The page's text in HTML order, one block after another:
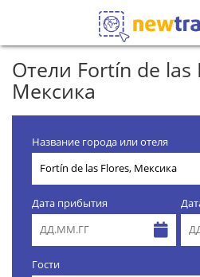
Отели Fortín de las
Мексика
Название города или отеля
Дата прибытия
Гости